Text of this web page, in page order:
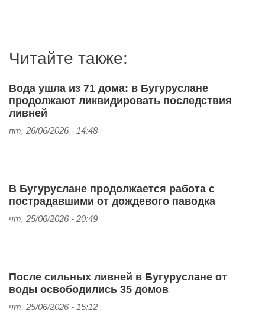
Читайте также:
Вода ушла из 71 дома: в Бугуруслане
продолжают ликвидировать последствия
ливней
пт, 26/06/2026 - 14:48
В Бугуруслане продолжается работа с
пострадавшими от дождевого паводка
чт, 25/06/2026 - 20:49
После сильных ливней в Бугуруслане от
воды освободились 35 домов
чт, 25/06/2026 - 15:12